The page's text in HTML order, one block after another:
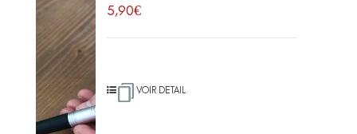
5,90€
VOIR DETAIL